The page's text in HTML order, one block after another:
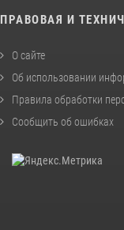
ПРАВОВАЯ И
О сайте
Об использовании
Правила обработки
Сообщить об ошибках